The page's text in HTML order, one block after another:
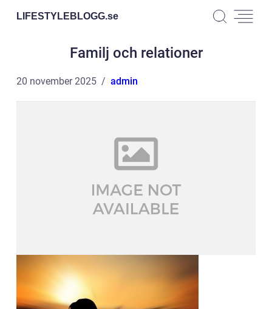
LIFESTYLEBLOGG.se
Familj och relationer
20 november 2025 admin